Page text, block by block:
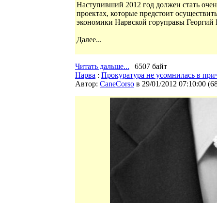
Наступивший 2012 год должен стать
проектах, которые предстоит
экономики Нарвской горуправы Георгий
Далее...
Читать дальше... | 6507 байт
Нарва : Прокуратура не усомнилась в
Автор: CaneCorso в 29/01/2012 07:10:00 (